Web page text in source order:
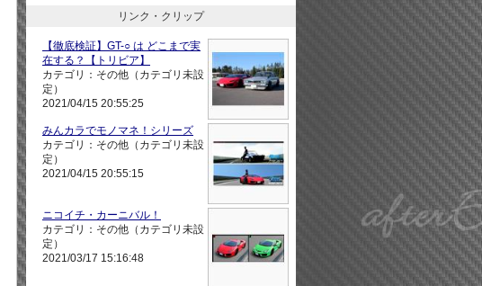
リンク・クリップ
【徹底検証】GT-○ は どこまで実
在する？【トリビア】
カテゴリ：その他（カテゴリ未設
定）
2021/04/15 20:55:25
みんカラでモノマネ！シリーズ
カテゴリ：その他（カテゴリ未設
定）
2021/04/15 20:55:15
ニコイチ・カーニバル！
カテゴリ：その他（カテゴリ未設
定）
2021/03/17 15:16:48